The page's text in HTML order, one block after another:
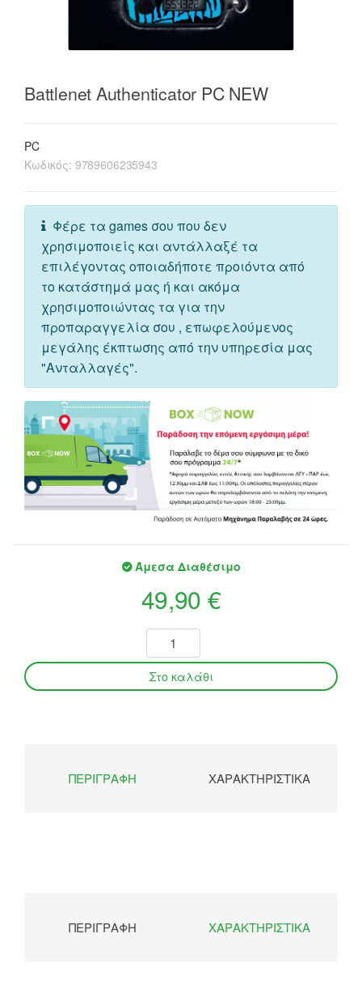
Battlenet Authenticator PC NEW
PC
Κωδικός: 9789606235943
Φέρε τα games σου που δεν
χρησιμοποιείς και αντάλλαξέ τα
επιλέγοντας οποιαδήποτε προιόντα από
το κατάστημά μας ή και ακόμα
χρησιμοποιώντας τα για την
προπαραγγελία σου , επωφελούμενος
μεγάλης έκπτωσης από την υπηρεσία μας
"Ανταλλαγές".
Άμεσα Διαθέσιμο
49,90 €
ΠΕΡΙΓΡΑΦΉ ΧΑΡΑΚΤΗΡΙΣΤΙΚΆ
ΠΕΡΙΓΡΑΦΉ ΧΑΡΑΚΤΗΡΙΣΤΙΚΆ